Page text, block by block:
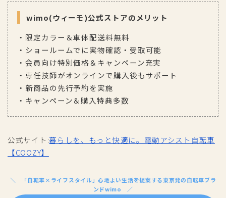
wimo(ウィーモ)公式ストアのメリット
・限定カラー＆車体配送料無料
・ショールームでに実物確認・受取可能
・会員向け特別価格＆キャンペーン充実
・専任技師がオンラインで購入後もサポート
・新商品の先行予約を実施
・キャンペーン＆購入特典多数
公式サイト:暮らしを、もっと快適に。電動アシスト自転車
【COOZY】
「自転車×ライフスタイル」心地よい生活を提案する東京発の自転車ブラ
ンドwimo